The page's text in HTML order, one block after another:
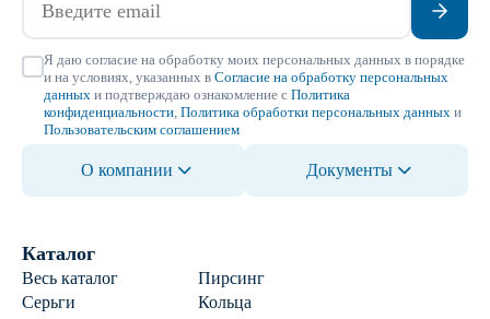
Я даю согласие на обработку моих персональных данных в порядке
и на условиях, указанных в Согласие на обработку персональных
данных и подтверждаю ознакомление с Политика
конфиденциальности Политика обработки персональных данных и
Пользовательским соглашением
О компании Документы
Каталог
Весь каталог
Пирсинг
Серьги
Кольца